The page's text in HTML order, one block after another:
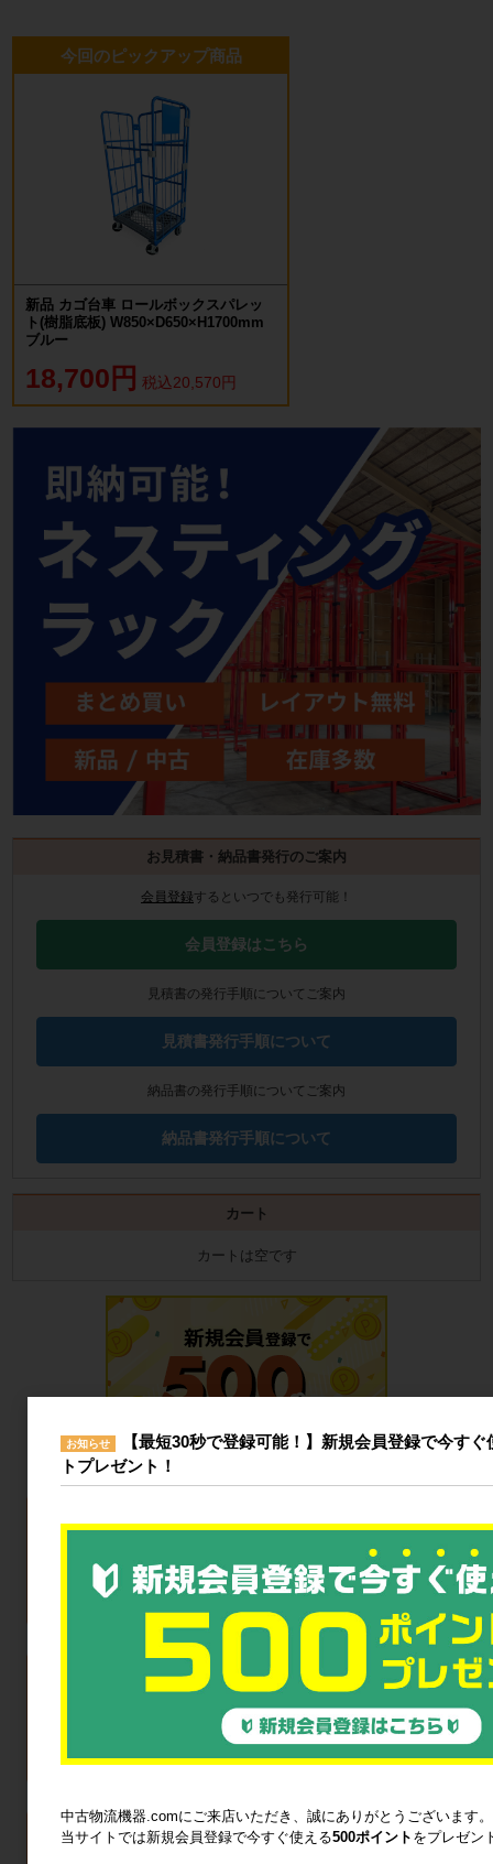
今回のピックアップ商品
新品 カゴ台車 ロールボックスパレッ
ト(樹脂底板) W850×D650×H1700mm
ブルー
18,700円 税込20,570円
お見積書・納品書発行のご案内
会員登録するといつでも発行可能！
会員登録はこちら
見積書の発行手順についてご案内
見積書発行手順について
納品書の発行手順についてご案内
納品書発行手順について
カート
カートは空です
お知らせ
【最短30秒で登録可能！】新規会員登録で今す
トプレゼント！
中古物流機器.comにご来店いただき、誠にありがとうございます。
当サイトでは新規会員登録で今すぐ使える500ポイント をプレゼン